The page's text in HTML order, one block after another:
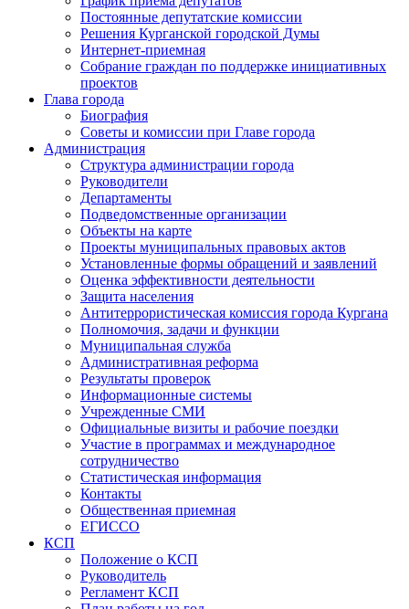
Постоянные депутатские комиссии
Решения Курганской городской Думы
Интернет-приемная
Собрание граждан по поддержке инициативных
проектов
Глава города
Биография
Советы и комиссии при Главе города
Администрация
Структура администрации города
Руководители
Департаменты
Подведомственные организации
Объекты на карте
Проекты муниципальных правовых актов
Установленные формы обращений и заявлений
Оценка эффективности деятельности
Защита населения
Антитеррористическая комиссия города Кургана
Полномочия, задачи и функции
Муниципальная служба
Административная реформа
Результаты проверок
Информационные системы
Учрежденные СМИ
Официальные визиты и рабочие поездки
Участие в программах и международное
сотрудничество
Статистическая информация
Контакты
Общественная приемная
ЕГИССО
КСП
Положение о КСП
Руководитель
Регламент КСП